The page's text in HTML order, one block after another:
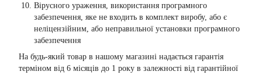
Вірусного ураження, використання програмного
забезпечення, яке не входить в комплект виробу, або є
неліцензійним, або неправильної установки програмного
забезпечення
На будь-який товар в нашому магазині надається гарантія
терміном від 6 місяців до 1 року в залежності від гарантійної